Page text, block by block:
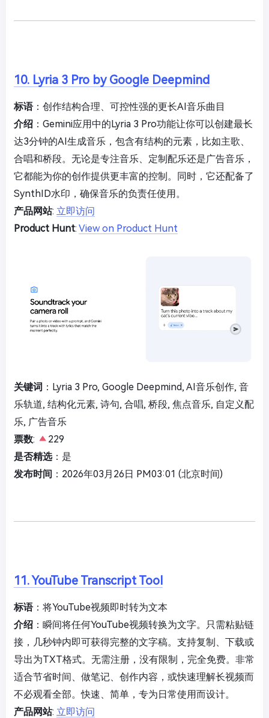
10. Lyria 3 Pro by Google Deepmind
标语：创作结构合理、可控性强的更长AI音乐曲目
介绍 ：Gemini应用中的Lyria 3 Pro功能让你可以创建最长
达3分钟的AI生成音乐，包含有结构的元素，比如主歌、
合唱和桥段。无论是专注音乐、定制配乐还是广告音乐，
它都能为你的创作提供更丰富的控制。同时，它还配备了
SynthID水印，确保音乐的负责任使用。
产品网站: 立即访问
Product Hunt: View on Product Hunt
关键词 ：Lyria 3 Pro, Google Deepmind, AI音乐创作, 音
乐轨道, 结构化元素, 诗句, 合唱, 桥段, 焦点音乐, 自定义配
乐, 广告音乐
票数:
229
是否精选：是
发布时间 ：2026年03月26日 PM03:01 (北京时间)
11. YouTube Transcript Tool
标语：将YouTube视频即时转为文本
介绍 ：瞬间将任何YouTube视频转换为文字。只需粘贴链
接，几秒钟内即可获得完整的文字稿。支持复制、下载或
导出为TXT格式。无需注册，没有限制，完全免费。非常
适合节省时间、做笔记、创作内容，或快速理解长视频而
不必观看全部。快速、简单，专为日常使用而设计。
产品网站: 立即访问